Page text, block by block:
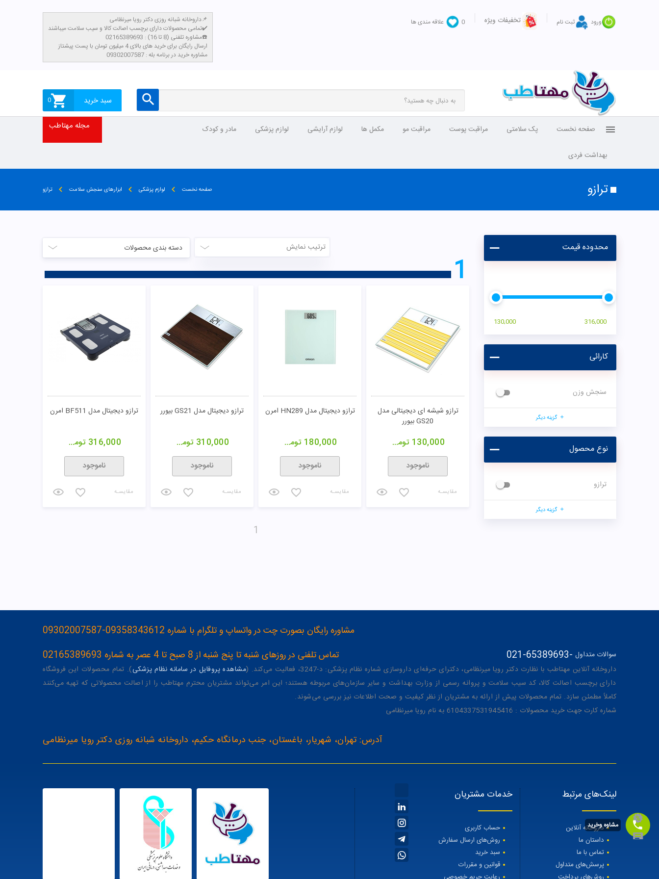
ورود ثبت نام تخفیفات ویژه 0 علاقه مندی ها
داروخانه شبانه روزی دکتر رویا میرنظامی📌
تمامی محصولات دارای برچسب اصالت کالا و سیب سلامت میباشند✔️
مشاوره تلفنی (8 تا 16) : 02165389693☎️
​ارسال رایگان برای خرید های بالای 4 میلیون تومان با پست پیشتاز
مشاوره خرید در برنامه بله : 09302007587
سبد خرید 0
صفحه نخست پک سلامتی مراقبت پوست مراقبت مو مکمل ها لوازم آرایشی لوازم پزشکی مادر و کودک
بهداشت فردی
مجله مهتاطب
ترازو صفحه نخست لوازم پزشکی ابزارهای سنجش سلامت ترازو
محدوده قیمت
130,000 316,000
کارائی
سنجش وزن
گزینه دیگر
نوع محصول
ترازو
گزینه دیگر
دسته بندی محصولات ترتیب نمایش
1
ترازو شیشه ای دیجیتالی مدل
GS20 بیورر
130,000 تومان
ناموجود
مقایسـه
ترازو دیجیتال مدل HN289 امرن
180,000 تومان
ناموجود
مقایسـه
ترازو دیجیتال مدل GS21 بیورر
310,000 تومان
ناموجود
مقایسـه
ترازو دیجیتال مدل BF511 امرن
316,000 تومان
ناموجود
مقایسـه
1
مشاوره رایگان بصورت چت در واتساپ و تلگرام با شماره 09358343612-09302007587
تماس تلفنی در روزهای شنبه تا پنج شنبه از 8 صبح تا 4 عصر به شماره 02165389693
021-65389693 سوالات متداول -
داروخانه آنلاین مهتاطب با نظارت دکتر رویا میرنظامی، دکترای حرفه‌ای داروسازی شماره نظام پزشکی: د-3247، فعالیت می‌کند. ( مشاهده پروفایل در سامانه نظام پزشکی). تمام محصولات این فروشگاه
دارای برچسب اصالت کالا، کد سیب سلامت و پروانه رسمی از وزارت بهداشت و سایر سازمان‌های مربوطه هستند؛ این امر می‌تواند مشتریان محترم مهتاطب را از اصالت محصولاتی که تهیه می‌کنند
کاملاً مطمئن سازد. تمام محصولات پیش از ارائه به مشتریان از نظر کیفیت و صحت اطلاعات نیز بررسی می‌شوند.
شماره کارت جهت خرید محصولات : 6104337531945416 به نام رویا میرنظامی
آدرس: تهران، شهریار، باغستان، جنب درمانگاه حکیم، داروخانه شبانه روزی دکتر رویا میرنظامی
لینک‌های مرتبط
داروخانه آنلاین
داستان ما
تماس با ما
پرسش‌های متداول
خدمات مشتریان
حساب کاربری
روش‌های ارسال سفارش
سبد خرید
قوانین و مقررات
مشاوه وخرید